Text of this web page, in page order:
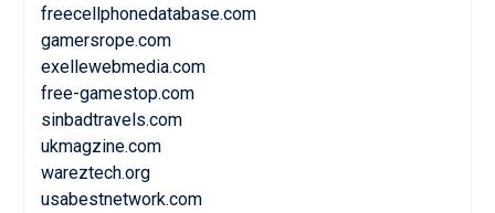
freecellphonedatabase.com
gamersrope.com
exellewebmedia.com
free-gamestop.com
sinbadtravels.com
ukmagzine.com
wareztech.org
usabestnetwork.com